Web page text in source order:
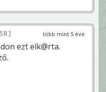
több mint 5 éve
ezt elk@rta.